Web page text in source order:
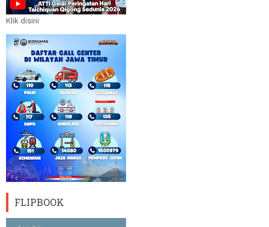
Klik disini
FLIPBOOK